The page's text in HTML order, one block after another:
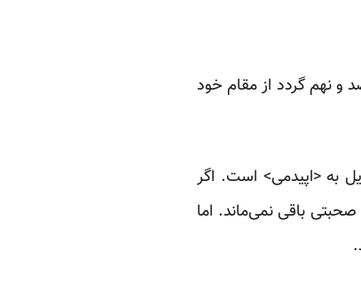
و نهم گردد از مقام خود
به <اپیدمی> است. اگر
باقی نمی‌ماند. اما